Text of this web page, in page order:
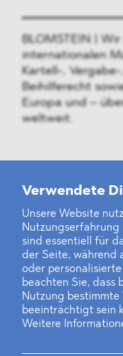
Verwendete
Unsere Website
Nutzungserfahrung
sind essentiell für
der Seite, während
oder
beachten Sie, dass
Nutzung
beeinträchtigt sein
Weitere
BLOMSTEIN |
internationalen
Kartell-,
Beihilferecht
Europa und –
weltweit.
Weitere
Finanz- und
Private Dancer
Game Over?